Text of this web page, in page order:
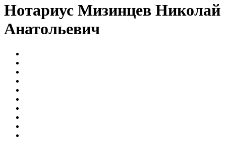
Нотариус Мизинцев Николай
Анатольевич